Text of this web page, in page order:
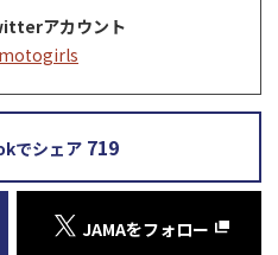
アカウント
でシェア 719
JAMAをフォロー